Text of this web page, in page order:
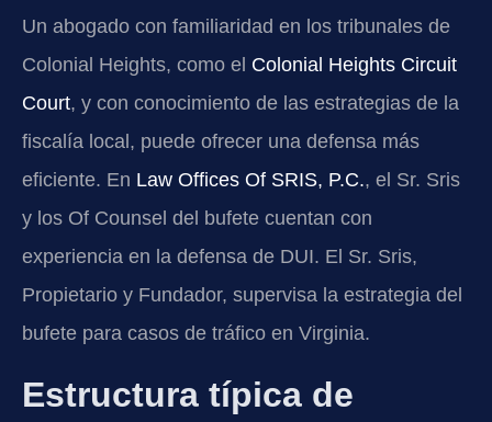
Un abogado con familiaridad en los tribunales de
Colonial Heights, como el Colonial Heights Circuit
Court, y con conocimiento de las estrategias de la
fiscalía local, puede ofrecer una defensa más
eficiente. En Law Offices Of SRIS, P.C., el Sr. Sris
y los Of Counsel del bufete cuentan con
experiencia en la defensa de DUI. El Sr. Sris,
Propietario y Fundador, supervisa la estrategia del
bufete para casos de tráfico en Virginia.
Estructura típica de